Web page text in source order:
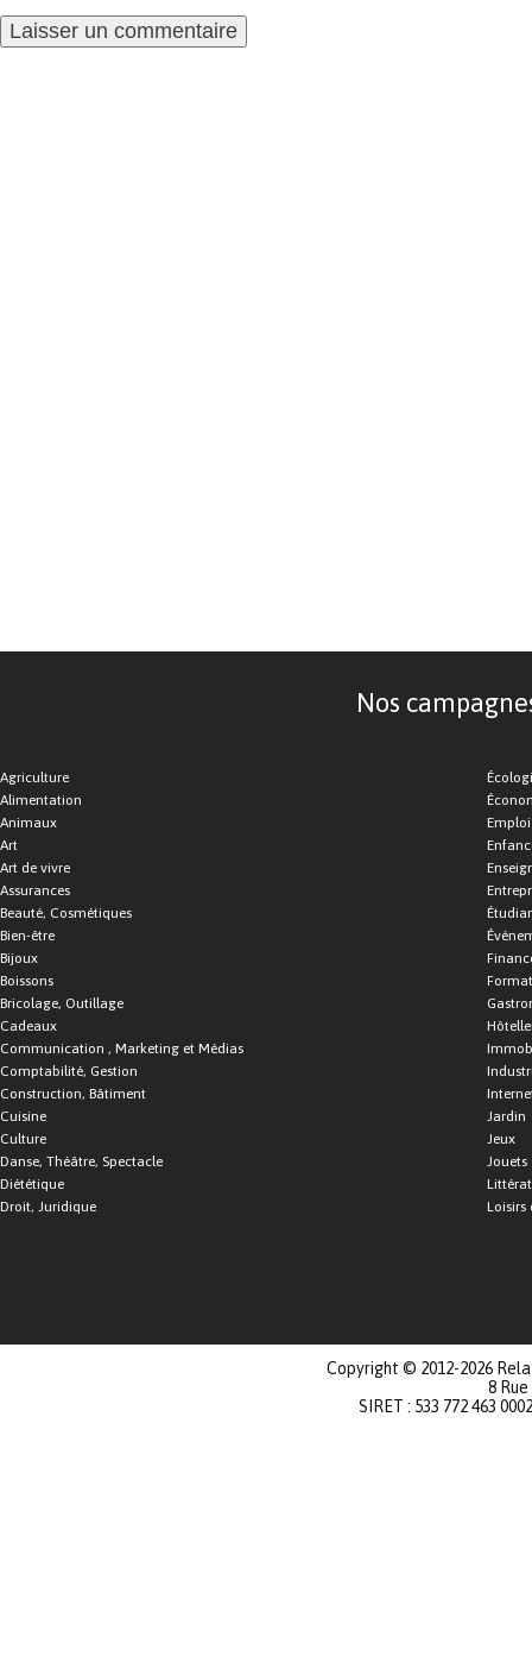
Nos
Agriculture
Alimentation
Animaux
Art
Art de vivre
Assurances
Beauté, Cosmétiques
Bien-être
Bijoux
Boissons
Bricolage, Outillage
Cadeaux
Communication , Marketing et Médias
Comptabilité, Gestion
Construction, Bâtiment
Cuisine
Culture
Danse, Théâtre, Spectacle
Diététique
Droit, Juridique
Emploi
Jardin
Jeux
Jouets
Loisirs
Copyright © 2012-2026
8
SIRET : 533 772 463